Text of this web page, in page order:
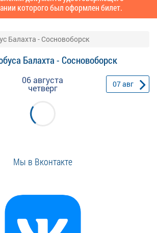
которого был оформлен билет.
Балахта - Сосновоборск
Балахта - Сосновоборск
06 августа
четверг 07авг
Мы в Вконтакте